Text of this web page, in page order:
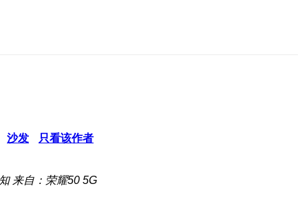
沙发 只看该作者
来自：荣耀50 5G